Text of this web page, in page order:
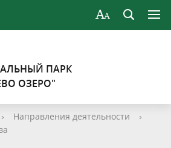
ПАРК
ОЗЕРО"
› Направления деятельности
›